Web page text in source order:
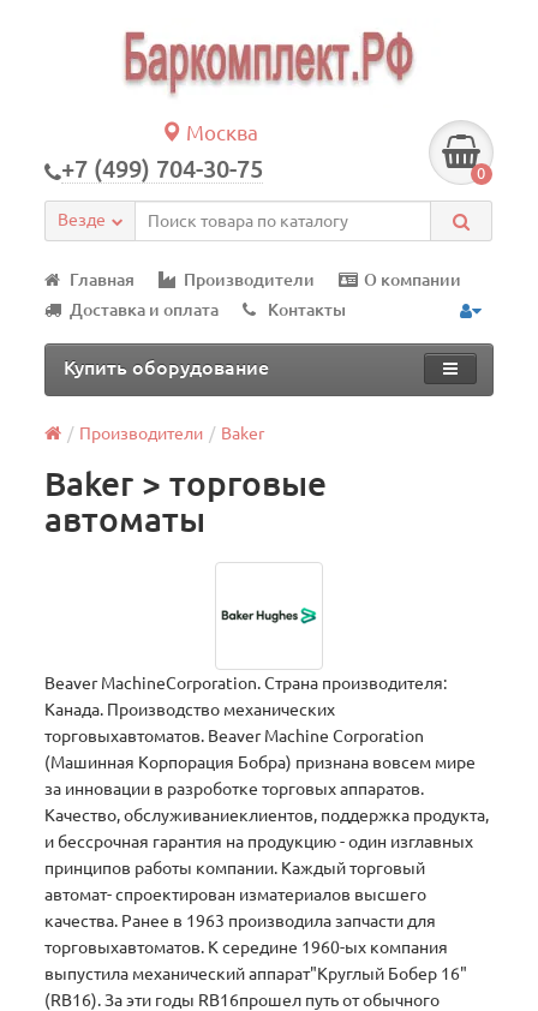
Москва
+7 (499) 704-30-75 0
Везде
Главная Производители
О компании
Доставка и оплата
Контакты
Купить оборудование
Производители Baker
Baker > торговые
автоматы
Beaver MachineCorporation. Страна производителя:
Канада. Производство механических
торговыхавтоматов. Beaver Machine Corporation
(Машинная Корпорация Бобра) признана вовсем мире
за инновации в разроботке торговых аппаратов.
Качество, обслуживаниеклиентов, поддержка продукта,
и бессрочная гарантия на продукцию - один изглавных
принципов работы компании. Каждый торговый
автомат- спроектирован изматериалов высшего
качества. Ранее в 1963 производила запчасти для
торговыхавтоматов. К середине 1960-ых компания
выпустила механический аппарат"Круглый Бобер 16"
(RB16). За эти годы RB16прошел путь от обычного